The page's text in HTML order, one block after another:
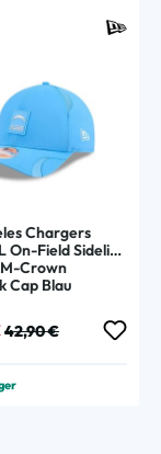
Chargers
On-Field Sideline
Crown
Cap Blau
Regulärer Preis:
42,90 €